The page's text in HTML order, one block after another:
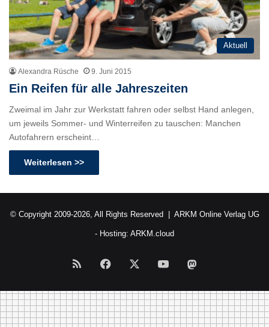
Aktuell
Alexandra Rüsche 9. Juni 2015
Ein Reifen für alle Jahreszeiten
Zweimal im Jahr zur Werkstatt fahren oder selbst Hand anlegen,
um jeweils Sommer- und Winterreifen zu tauschen: Manchen
Autofahrern erscheint…
Weiterlesen >>
© Copyright 2009-2026, All Rights Reserved | ARKM Online Verlag UG
- Hosting: ARKM.cloud
RSS Facebook YouTube